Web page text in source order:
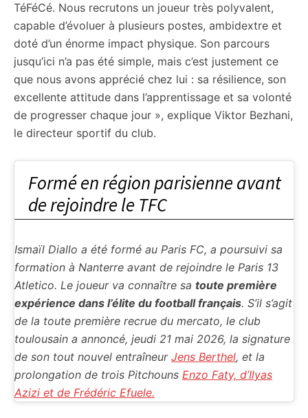
TéFéCé. Nous recrutons un joueur très polyvalent,
capable d’évoluer à plusieurs postes, ambidextre et
doté d’un énorme impact physique. Son parcours
jusqu’ici n’a pas été simple, mais c’est justement ce
que nous avons apprécié chez lui : sa résilience, son
excellente attitude dans l’apprentissage et sa volonté
de progresser chaque jour », explique Viktor Bezhani,
le directeur sportif du club.
Formé en région parisienne avant
de rejoindre le TFC
Ismaïl Diallo a été formé au Paris FC, a poursuivi sa
formation à Nanterre avant de rejoindre le Paris 13
Atletico. Le joueur va connaître sa toute première
expérience dans l’élite du football français. S’il s’agit
de la toute première recrue du mercato, le club
toulousain a annoncé, jeudi 21 mai 2026, la signature
de son tout nouvel entraîneur Jens Berthel, et la
prolongation de trois Pitchouns Enzo Faty, d’Ilyas
Azizi et de Frédéric Efuele.